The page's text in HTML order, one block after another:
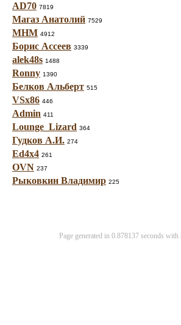
AD70 7819
Магаз Анатолий 7529
МНМ 4912
Борис Ассеев 3339
alek48s 1488
Ronny 1390
Белков Альберт 515
VSx86 446
Admin 411
Lounge_Lizard 364
Гудков А.И. 274
Ed4x4 261
OVN 237
Рыковкин Владимир 225
Page generated in 0.878137 seconds